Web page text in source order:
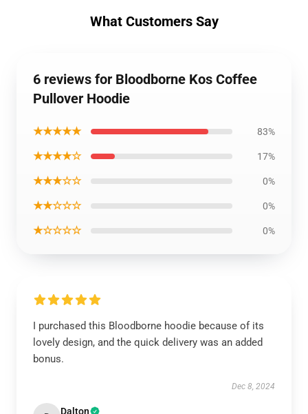
What Customers Say
6 reviews for Bloodborne Kos Coffee
Pullover Hoodie
★★★★★ 83%
★★★★☆ 17%
★★★☆☆ 0%
★★☆☆☆ 0%
★☆☆☆☆ 0%
I purchased this Bloodborne hoodie because of its
lovely design, and the quick delivery was an added
bonus.
Dec 8, 2024
Dalton